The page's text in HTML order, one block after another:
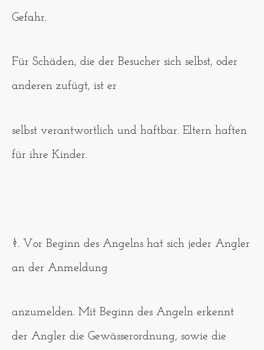
Gefahr.
Für Schäden, die der Besucher sich selbst, oder
anderen zufügt, ist er
selbst verantwortlich und haftbar. Eltern haften
für ihre Kinder.
§. Vor Beginn des Angelns hat sich jeder Angler
an der Anmeldung
anzumelden. Mit Beginn des Angeln erkennt
der Angler die Gewässerordnung, sowie die